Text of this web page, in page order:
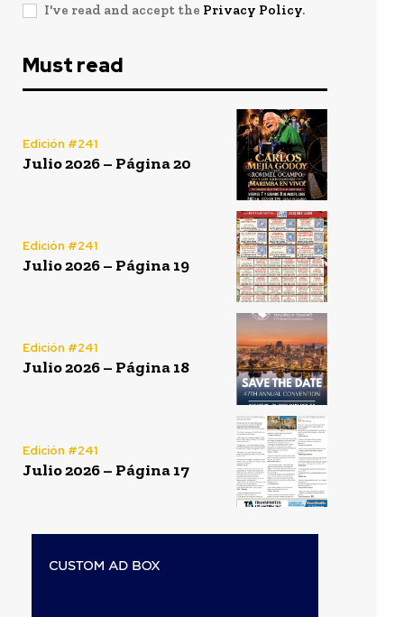
I've read and accept the Privacy Policy.
Must read
Edición #241
Julio 2026 – Página 20
Edición #241
Julio 2026 – Página 19
Edición #241
Julio 2026 – Página 18
Edición #241
Julio 2026 – Página 17